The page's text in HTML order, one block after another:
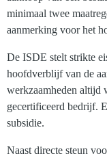
minimaal twee
aanmerking voor het
De ISDE stelt strikte
hoofdverblijf van de
werkzaamheden altijd
gecertificeerd bedrijf.
subsidie.
Naast directe steun